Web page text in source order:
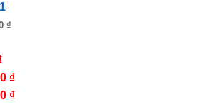
₫
₫
₫